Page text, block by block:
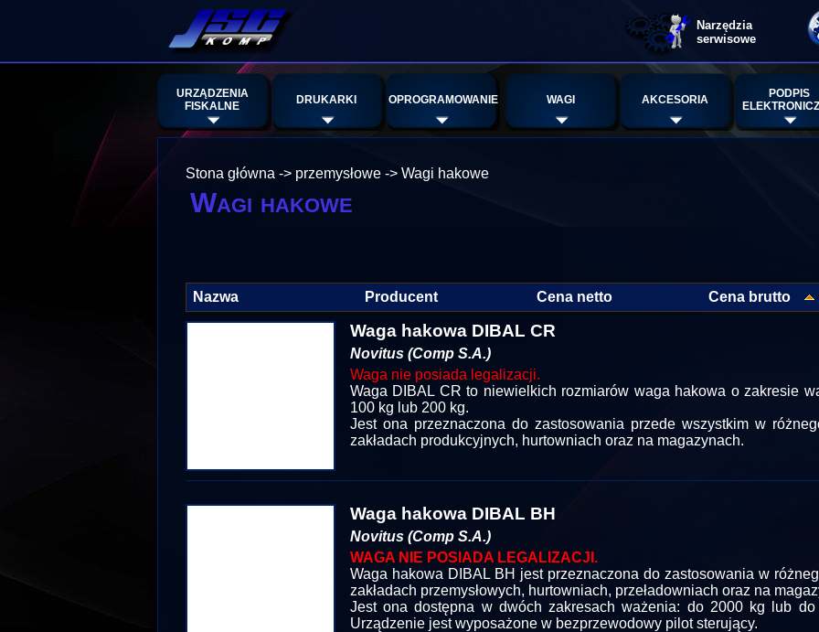
Narzędzia
serwisowe
URZĄDZENIA
FISKALNE
DRUKARKI OPROGRAMOWANIE WAGI AKCESORIA
PODPIS
Stona główna -> przemysłowe -> Wagi hakowe
Wagi hakowe
Nazwa Producent Cena netto Cena brutto
Waga hakowa DIBAL CR
Novitus (Comp S.A.)
Waga nie posiada legalizacji.
Waga DIBAL CR to niewielkich rozmiarów waga hakowa o zakresie
100 kg lub 200 kg.
Jest ona przeznaczona do zastosowania przede wszystkim w
zakładach produkcyjnych, hurtowniach oraz na magazynach.
Waga hakowa DIBAL BH
Novitus (Comp S.A.)
WAGA NIE POSIADA LEGALIZACJI.
Waga hakowa DIBAL BH jest przeznaczona do zastosowania w
zakładach przemysłowych, hurtowniach, przeładowniach oraz na
Jest ona dostępna w dwóch zakresach ważenia: do 2000 kg lub
Urządzenie jest wyposażone w bezprzewodowy pilot sterujący.